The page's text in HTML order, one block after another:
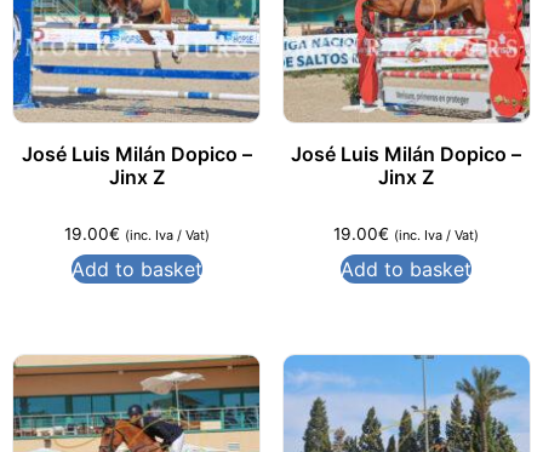
José Luis Milán Dopico –
Jinx Z
19.00€ (inc. Iva / Vat)
Add to basket
José Luis Milán Dopico –
Jinx Z
19.00€ (inc. Iva / Vat)
Add to basket